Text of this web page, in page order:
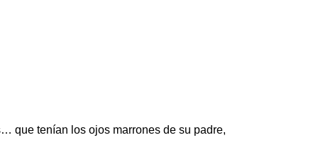
que tenían los ojos marrones de su padre,